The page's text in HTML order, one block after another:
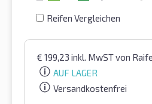
Reifen Vergleichen
€ 199,23 inkl. MwSTvon
AUF LAGER
Versandkostenfrei